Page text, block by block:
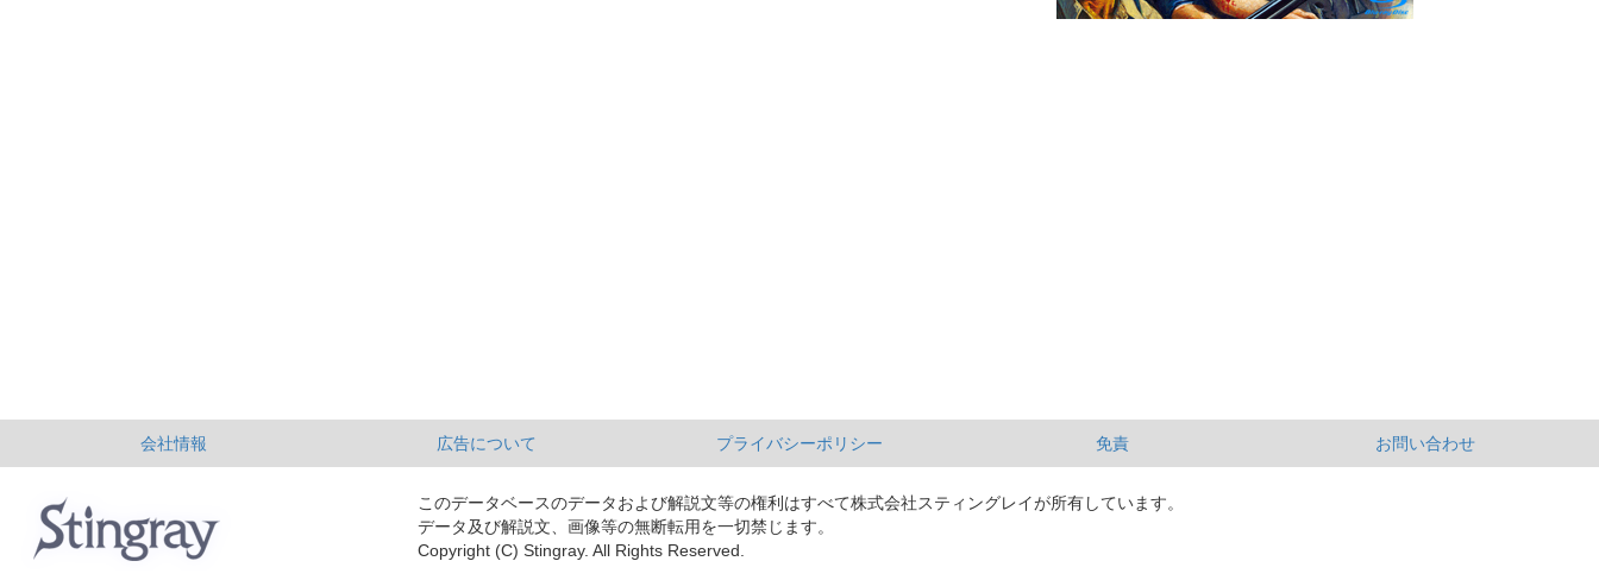
会社情報 広告について プライバシーポリシー 免責 お問い合わせ
このデータベースのデータおよび解説文等の権利はすべて株式会社スティングレイが所有しています。
データ及び解説文、画像等の無断転用を一切禁じます。
Copyright (C) Stingray. All Rights Reserved.